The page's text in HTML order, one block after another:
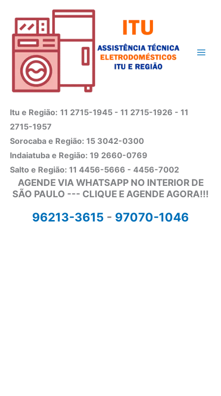
conteúdo
Itu e Região: 11 2715-1945 - 11 2715-1926 - 11
2715-1957
Sorocaba e Região: 15 3042-0300
Indaiatuba e Região: 19 2660-0769
Salto e Região: 11 4456-5666 - 4456-7002
AGENDE VIA WHATSAPP NO INTERIOR DE
SÃO PAULO --- CLIQUE E AGENDE AGORA!!!
96213-3615 - 97070-1046